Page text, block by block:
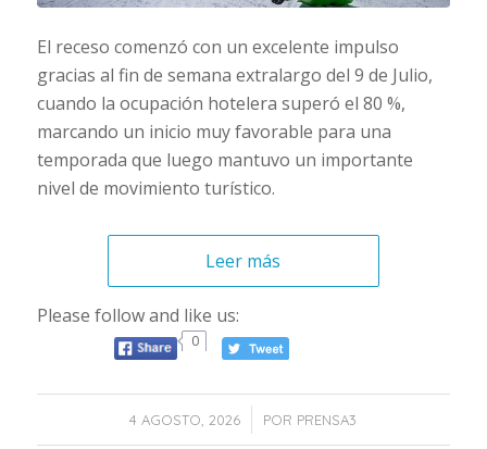
El receso comenzó con un excelente impulso
gracias al fin de semana extralargo del 9 de Julio,
cuando la ocupación hotelera superó el 80 %,
marcando un inicio muy favorable para una
temporada que luego mantuvo un importante
nivel de movimiento turístico.
Leer más
Please follow and like us:
0
4 AGOSTO, 2026
/ POR PRENSA3